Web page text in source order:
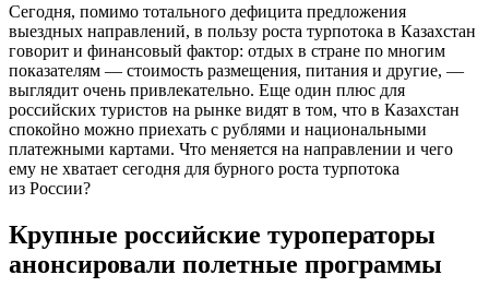
Сегодня, помимо тотального дефицита предложения
выездных направлений, в пользу роста турпотока в Казахстан
говорит и финансовый фактор: отдых в стране по многим
показателям — стоимость размещения, питания и другие, —
выглядит очень привлекательно. Еще один плюс для
российских туристов на рынке видят в том, что в Казахстан
спокойно можно приехать с рублями и национальными
платежными картами. Что меняется на направлении и чего
ему не хватает сегодня для бурного роста турпотока
из России?
Крупные российские туроператоры
анонсировали полетные программы